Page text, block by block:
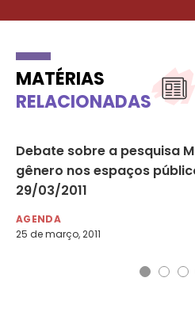
MATÉRIAS
RELACIONADAS
Debate sobre a pesquisa
gênero nos espaços
29/03/2011
AGENDA
25 de março, 2011